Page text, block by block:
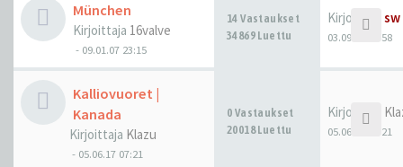
München
Kirjoittaja 16valve
- 09.01.07 23:15
14 Vastaukset
34869 Luettu
Kirjoittaja sw
03.09.17 20:58
Kalliovuoret |
Kanada
Kirjoittaja Klazu
- 05.06.17 07:21
0 Vastaukset
20018 Luettu
Kirjoittaja
05.06.17 07:21